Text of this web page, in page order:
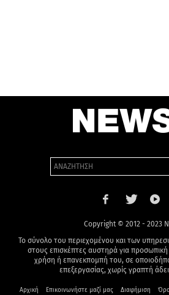
Copyright © 2012 - 2023
Το σύνολο του περιεχομένου και των
στους επισκέπτες αυστηρά για
χρήση ή επανεκπομπή του, σε
επεξεργασίας, χωρίς γραπτή
Αρχική Επικοινωνήστε μαζί μας Διαφήμιση